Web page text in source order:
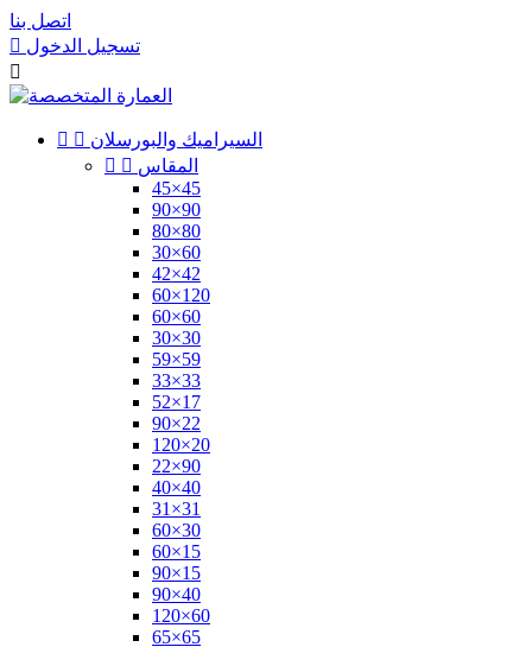
اتصل بنا
 تسجيل الدخول

  السيراميك والبورسلان
  المقاس
45×45
90×90
80×80
30×60
42×42
60×120
60×60
30×30
59×59
33×33
52×17
90×22
120×20
22×90
40×40
31×31
60×30
60×15
90×15
90×40
120×60
65×65